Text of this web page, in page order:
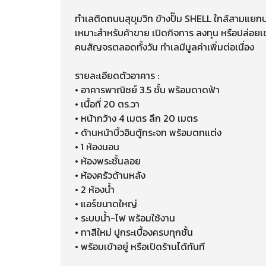
ทำเลติดถนนสุขุมวิท ข้างปั๊ม SHELL ใกล้สามแยก
เหมาะสำหรับค้าขาย เปิดกิจการ ลงทุน หรือปล่อยเ
คนสัญจรตลอดทั้งวัน ทำเลมีมูลค่าเพิ่มต่อเนื่อง
รายละเอียดตัวอาคาร :
• อาคารพาณิชย์ 3.5 ชั้น พร้อมดาดฟ้า
• เนื้อที่ 20 ตร.วา
• หน้ากว้าง 4 เมตร ลึก 20 เมตร
• ด้านหน้าบิ้วอินตู้กระจก พร้อมตกแต่ง
• 1 ห้องนอน
• ห้องพระชั้นลอย
• ห้องครัวด้านหลัง
• 2 ห้องน้ำ
• แอร์ขนาดใหญ่
• ระบบน้ำ-ไฟ พร้อมใช้งาน
• ทาสีใหม่ ปูกระเบื้องครบทุกชั้น
• พร้อมเข้าอยู่ หรือเปิดร้านได้ทันที